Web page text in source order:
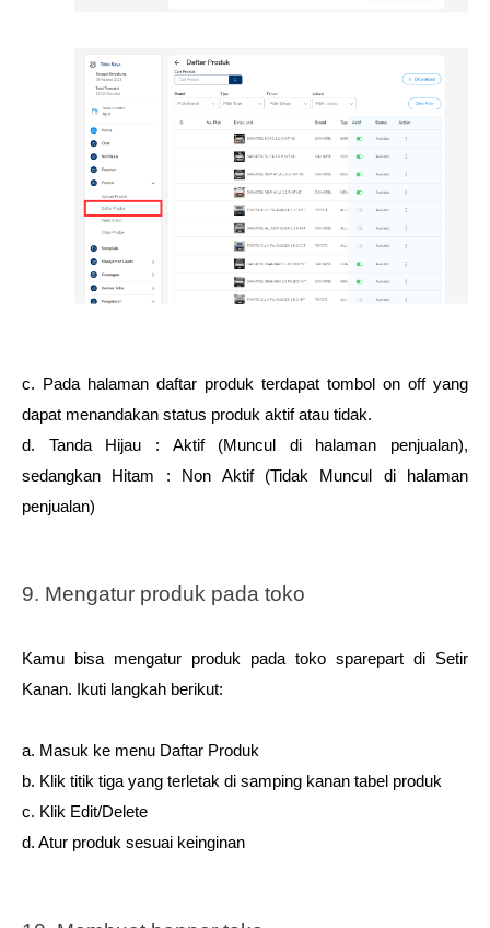
c. Pada halaman daftar produk terdapat tombol on off yang
dapat menandakan status produk aktif atau tidak.
d. Tanda Hijau : Aktif (Muncul di halaman penjualan),
sedangkan Hitam : Non Aktif (Tidak Muncul di halaman
penjualan)
9. Mengatur produk pada toko
Kamu bisa mengatur produk pada toko sparepart di Setir
Kanan. Ikuti langkah berikut:
a. Masuk ke menu Daftar Produk
b. Klik titik tiga yang terletak di samping kanan tabel produk
c. Klik Edit/Delete
d. Atur produk sesuai keinginan